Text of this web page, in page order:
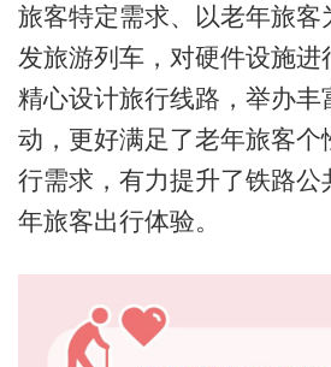
旅客特定需求、以老年旅客
发旅游列车，对硬件设施进
精心设计旅行线路，举办丰
动，更好满足了老年旅客个
行需求，有力提升了铁路公
年旅客出行体验。